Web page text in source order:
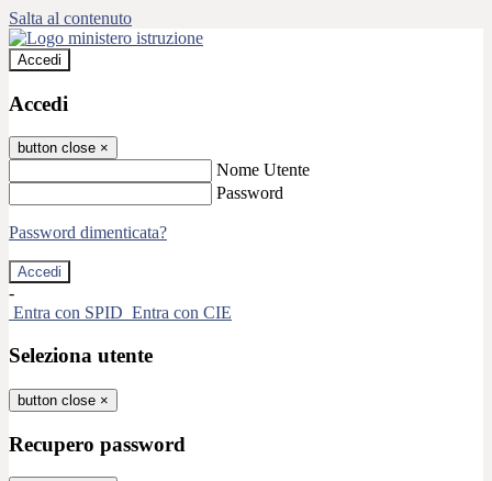
Salta al contenuto
Accedi
Accedi
button close ×
Nome Utente
Password
Password dimenticata?
-
Entra con SPID Entra con CIE
Seleziona utente
button close ×
Recupero password